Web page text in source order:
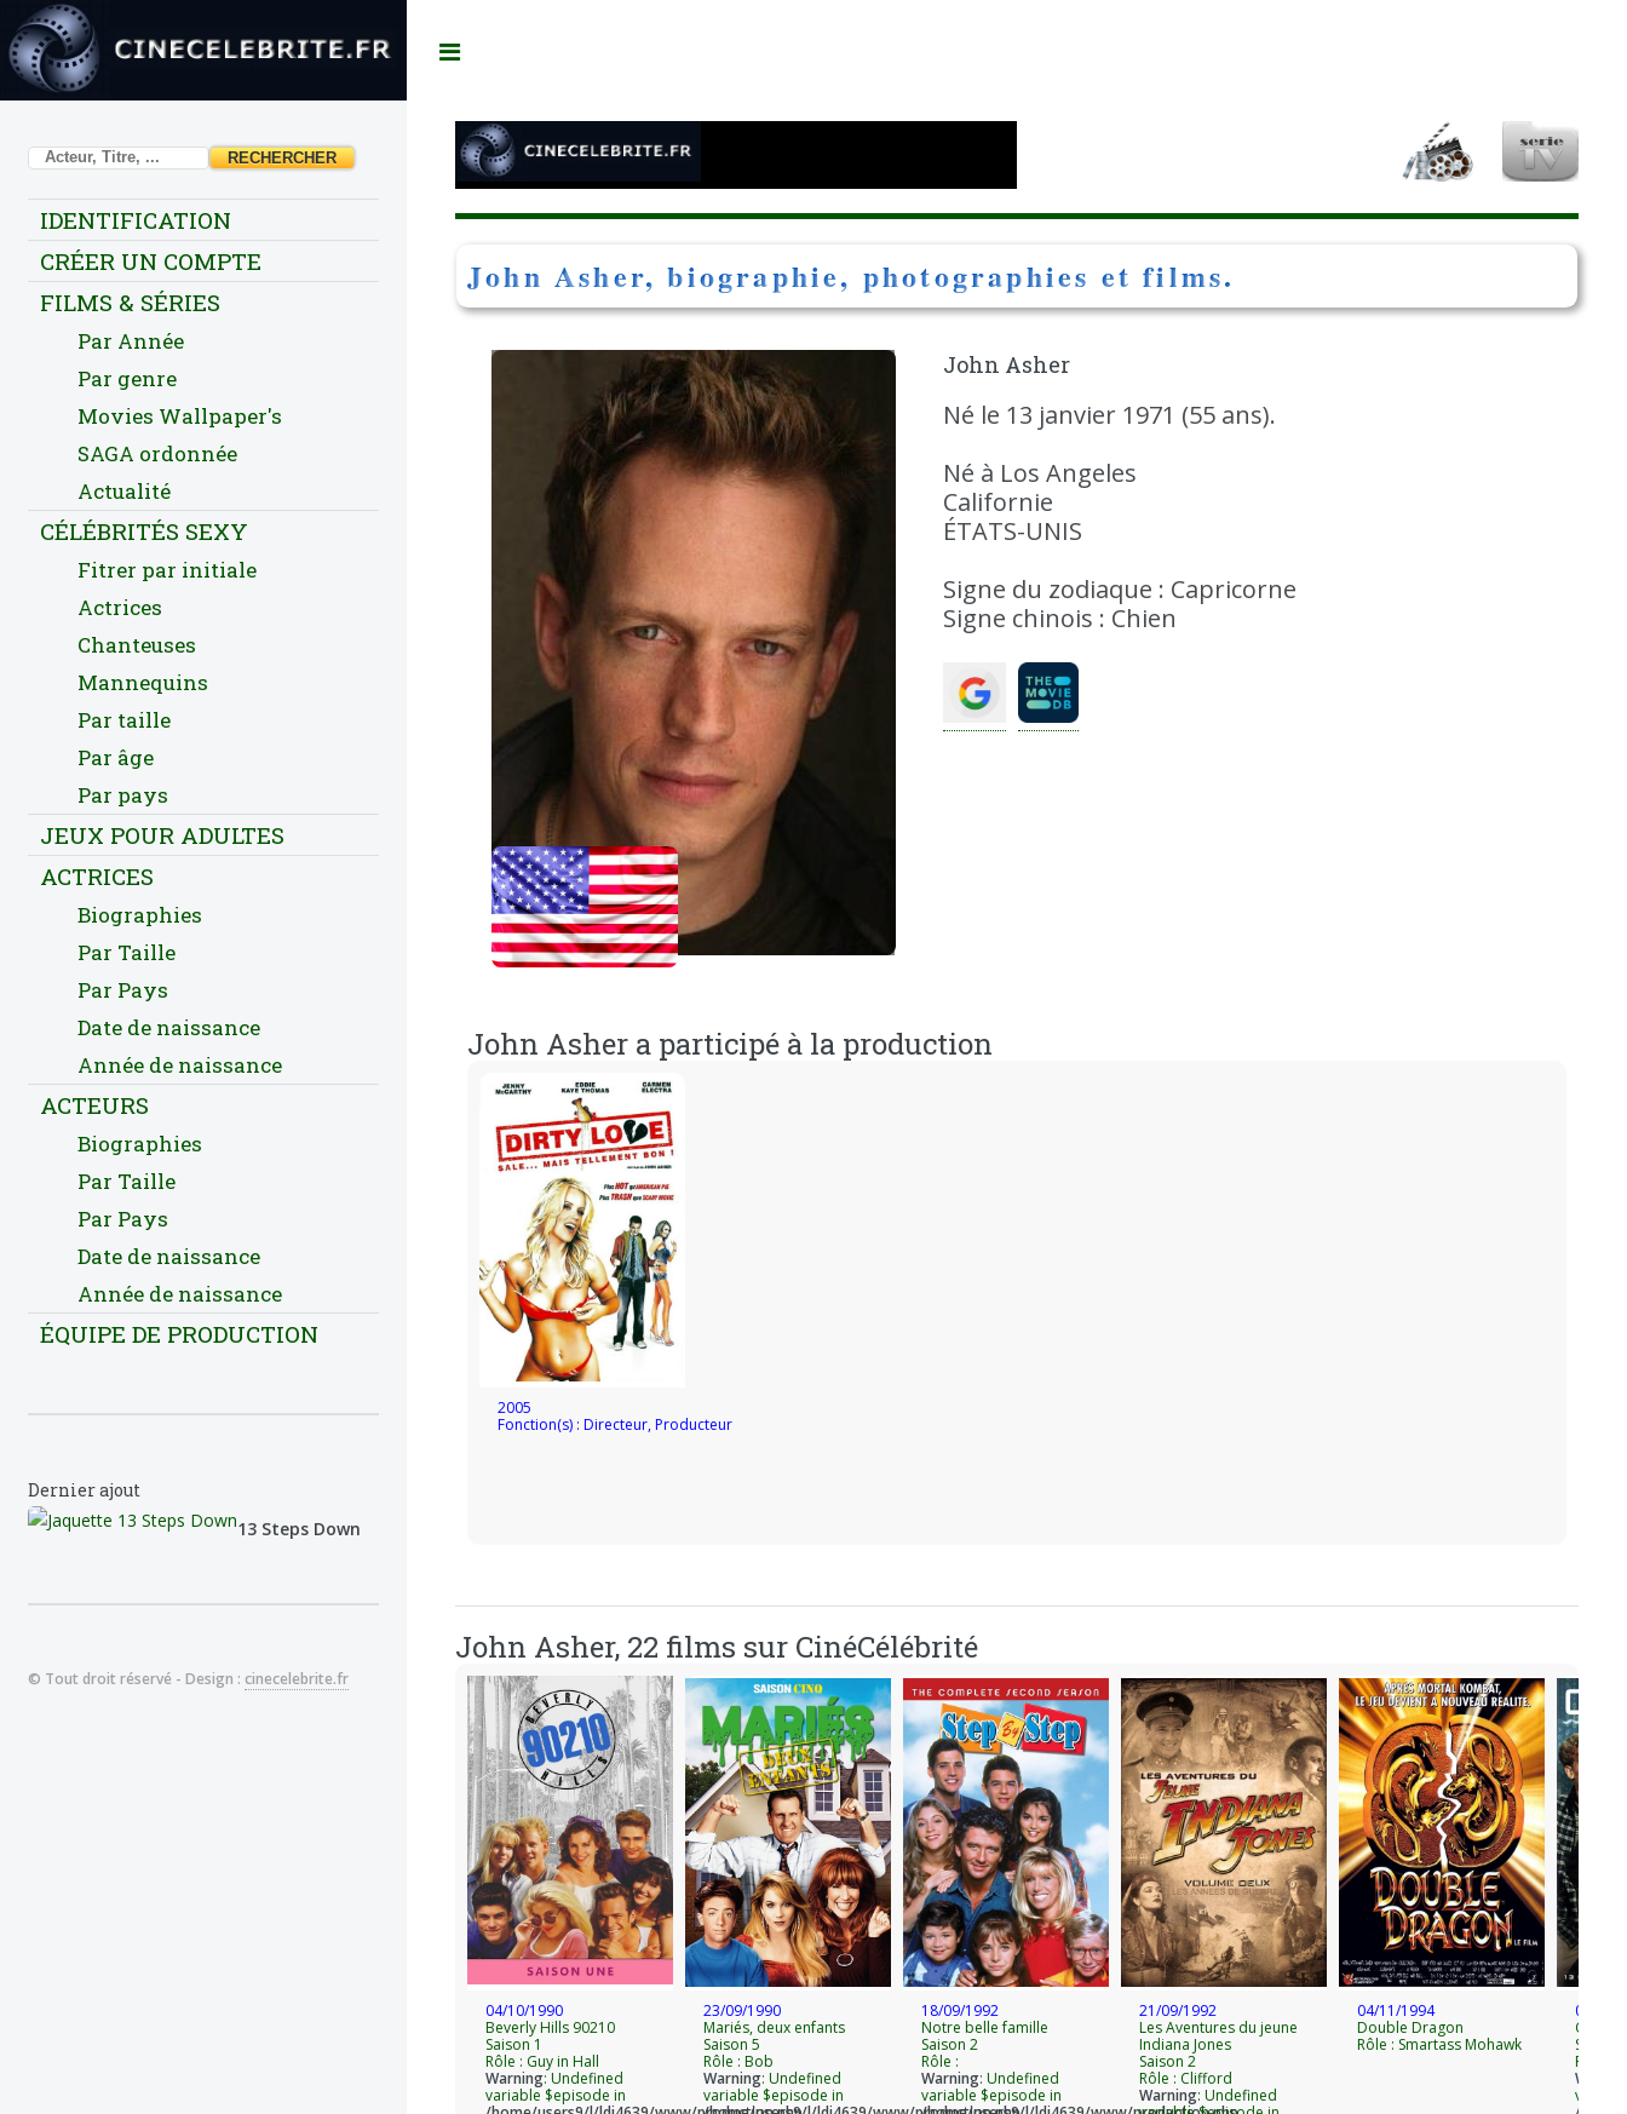
John Asher, biographie, photographies et films.
John Asher
Né le 13 janvier 1971 (55 ans).
Né à Los Angeles
Californie
ÉTATS-UNIS
Signe du zodiaque : Capricorne
Signe chinois : Chien
John Asher a participé à la production
2005
Fonction(s) : Directeur, Producteur
John Asher, 22 films sur CinéCélébrité
04/10/1990
Beverly Hills 90210
Saison 1
Rôle : Guy in Hall
Warning: Undefined
variable $episode in
23/09/1990
Mariés, deux enfants
Saison 5
Rôle : Bob
Warning: Undefined
variable $episode in
18/09/1992
Notre belle famille
Saison 2
Rôle :
Warning: Undefined
variable $episode in
21/09/1992
Les Aventures du jeune
Indiana Jones
Saison 2
Rôle : Clifford
Warning: Undefined
04/11/1994
Double Dragon
Rôle : Smartass Mohawk
05/03/
Code
Saison
Rôle :
IDENTIFICATION
CRÉER UN COMPTE
FILMS & SÉRIES
Par Année
Par genre
Movies Wallpaper's
SAGA ordonnée
Actualité
CÉLÉBRITÉS SEXY
Fitrer par initiale
Actrices
Chanteuses
Mannequins
Par taille
Par âge
Par pays
JEUX POUR ADULTES
ACTRICES
Biographies
Par Taille
Par Pays
Date de naissance
Année de naissance
ACTEURS
Biographies
Par Taille
Par Pays
Date de naissance
Année de naissance
ÉQUIPE DE PRODUCTION
Dernier ajout
13 Steps Down
© Tout droit réservé - Design : cinecelebrite.fr